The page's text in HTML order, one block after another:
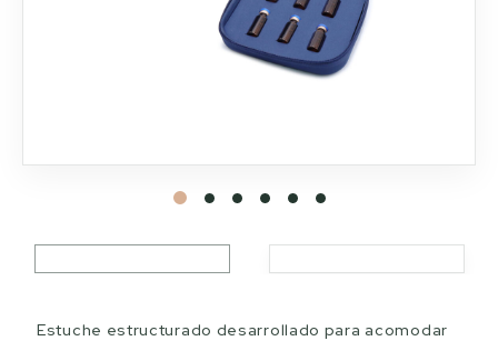
Estuche estructurado desarrollado para acomodar